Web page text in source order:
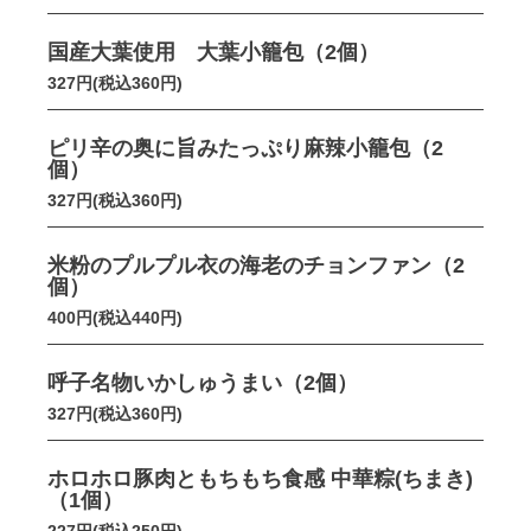
国産大葉使用 大葉小籠包（2個）
327円(税込360円)
ピリ辛の奥に旨みたっぷり麻辣小籠包（2
個）
327円(税込360円)
米粉のプルプル衣の海老のチョンファン（2
個）
400円(税込440円)
呼子名物いかしゅうまい（2個）
327円(税込360円)
ホロホロ豚肉ともちもち食感 中華粽(ちまき)
（1個）